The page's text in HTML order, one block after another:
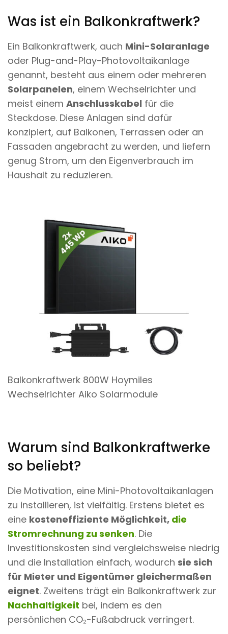
Was ist ein Balkonkraftwerk?
Ein Balkonkraftwerk, auch Mini-Solaranlage
oder Plug-and-Play-Photovoltaikanlage
genannt, besteht aus einem oder mehreren
Solarpanelen, einem Wechselrichter und
meist einem Anschlusskabel für die
Steckdose. Diese Anlagen sind dafür
konzipiert, auf Balkonen, Terrassen oder an
Fassaden angebracht zu werden, und liefern
genug Strom, um den Eigenverbrauch im
Haushalt zu reduzieren.
Balkonkraftwerk 800W Hoymiles
Wechselrichter Aiko Solarmodule
Warum sind Balkonkraftwerke
so beliebt?
Die Motivation, eine Mini-Photovoltaikanlagen
zu installieren, ist vielfältig. Erstens bietet es
eine kosteneffiziente Möglichkeit, die
Stromrechnung zu senken. Die
Investitionskosten sind vergleichsweise niedrig
und die Installation einfach, wodurch sie sich
für Mieter und Eigentümer gleichermaßen
eignet. Zweitens trägt ein Balkonkraftwerk zur
Nachhaltigkeit bei, indem es den
persönlichen CO₂-Fußabdruck verringert.